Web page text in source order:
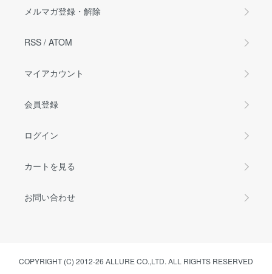
メルマガ登録・解除
RSS / ATOM
マイアカウント
会員登録
ログイン
カートを見る
お問い合わせ
COPYRIGHT (C) 2012-26 ALLURE CO.,LTD. ALL RIGHTS RESERVED